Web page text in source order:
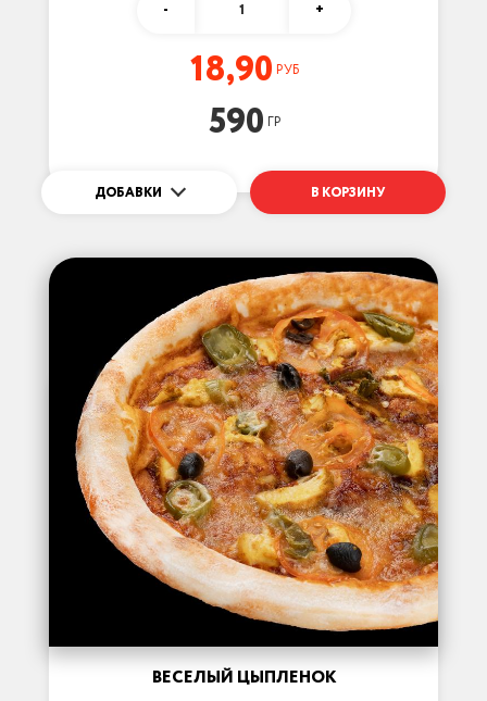
- 1 +
18,90 РУБ
590 ГР
ДОБАВКИ В КОРЗИНУ
ВЕСЕЛЫЙ ЦЫПЛЕНОК